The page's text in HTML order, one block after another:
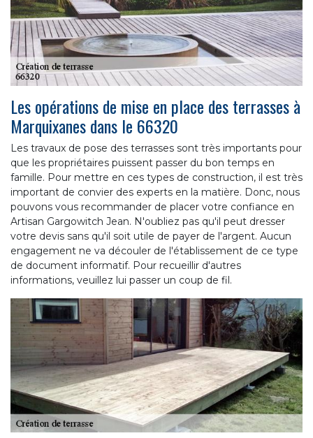
Les opérations de mise en place des terrasses à
Marquixanes dans le 66320
Les travaux de pose des terrasses sont très importants pour
que les propriétaires puissent passer du bon temps en
famille. Pour mettre en ces types de construction, il est très
important de convier des experts en la matière. Donc, nous
pouvons vous recommander de placer votre confiance en
Artisan Gargowitch Jean. N'oubliez pas qu'il peut dresser
votre devis sans qu'il soit utile de payer de l'argent. Aucun
engagement ne va découler de l'établissement de ce type
de document informatif. Pour recueillir d'autres
informations, veuillez lui passer un coup de fil.